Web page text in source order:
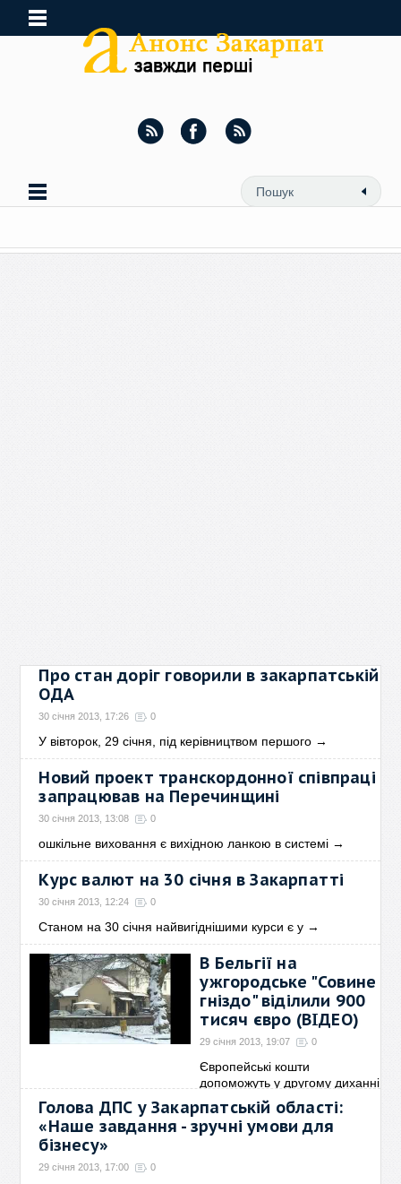
Про стан доріг говорили в закарпатській
ОДА
30 січня 2013, 17:26 0
У вівторок, 29 січня, під керівництвом першого →
Новий проект транскордонної співпраці
запрацював на Перечинщині
30 січня 2013, 13:08 0
ошкільне виховання є вихідною ланкою в системі →
Курс валют на 30 січня в Закарпатті
30 січня 2013, 12:24 0
Станом на 30 січня найвигіднішими курси є у →
В Бельгії на
ужгородське "Совине
гніздо" віділили 900
тисяч євро (ВІДЕО)
29 січня 2013, 19:07 0
Європейські кошти
допоможуть у другому диханні
Голова ДПС у Закарпатській області:
«Наше завдання - зручні умови для
бізнесу»
29 січня 2013, 17:00 0